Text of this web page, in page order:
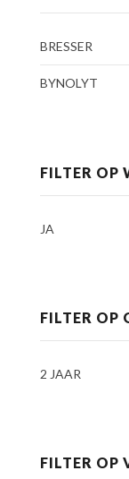
BRESSER
BYNOLYT
FILTER OP
JA
FILTER OP
2 JAAR
FILTER OP